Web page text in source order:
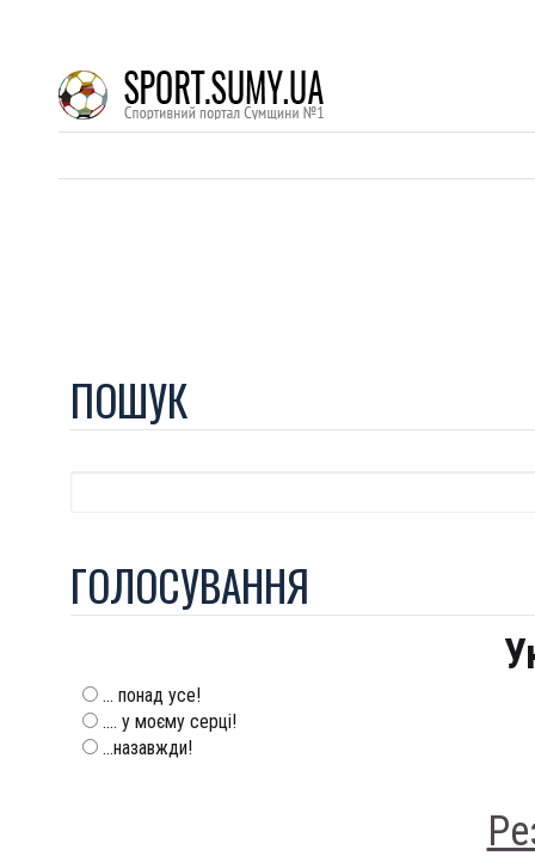
ПОШУК
ГОЛОСУВАННЯ
... понад усе!
.... у моєму серці!
...назавжди!